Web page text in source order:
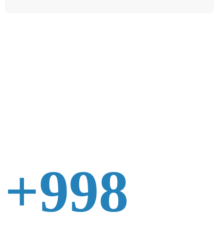
+998